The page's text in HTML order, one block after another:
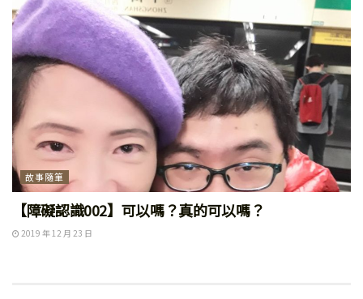
故事隨筆
【障礙認識002】可以嗎？真的可以嗎？
2019 年 12 月 23 日